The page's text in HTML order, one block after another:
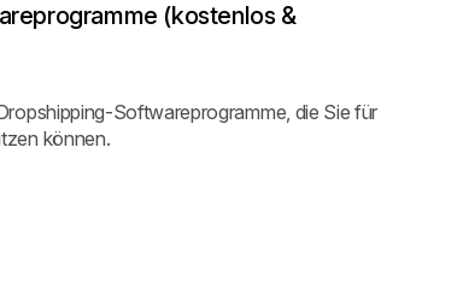
(kostenlos &
Softwareprogramme, die Sie für
können.